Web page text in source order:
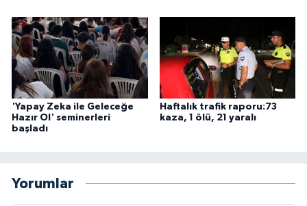
'Yapay Zeka ile Geleceğe
Hazır Ol' seminerleri
başladı
Haftalık trafik raporu:73
kaza, 1 ölü, 21 yaralı
Yorumlar